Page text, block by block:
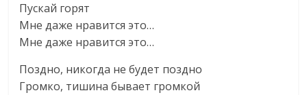
Пускай горят
Мне даже нравится это…
Мне даже нравится это…
Поздно, никогда не будет поздно
Громко, тишина бывает громкой